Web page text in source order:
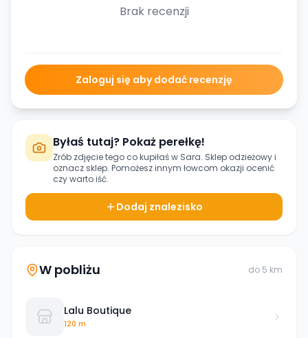
Brak recenzji
Zaloguj się aby dodać recenzję
Byłaś tutaj? Pokaż perełkę!
Zrób zdjęcie tego co kupiłaś w Sara. Sklep odzieżowyi
oznacz sklep. Pomożesz innym łowcom okazji ocenić
czy warto iść.
Dodaj znalezisko
W pobliżu do 5 km
Lalu Boutique
120 m